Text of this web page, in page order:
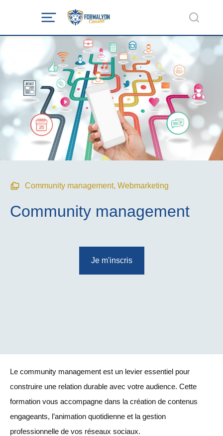
Community management, Webmarketing
Community management
Je m'inscris
Le community management est un levier essentiel pour
construire une relation durable avec votre audience. Cette
formation vous accompagne dans la création de contenus
engageants, l’animation quotidienne et la gestion
professionnelle de vos réseaux sociaux.